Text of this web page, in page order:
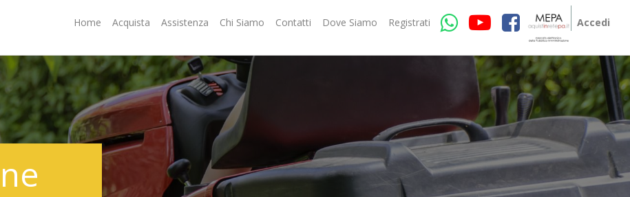
Home Acquista Assistenza Chi Siamo Contatti Dove Siamo Registrati Accedi